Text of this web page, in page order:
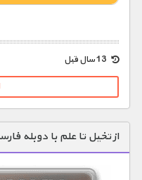
1900 تومان – خريد لينک دانلود (افزودن به سبد خريد)
از تخیل تا علم با دوبله